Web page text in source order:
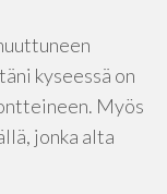
kyseessä on
Myös
jonka alta